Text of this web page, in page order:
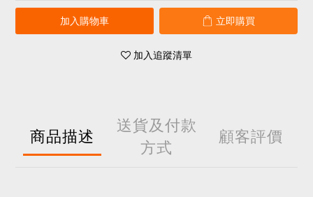
加入購物車 立即購買
加入追蹤清單
商品描述
送貨及付款
方式
顧客評價